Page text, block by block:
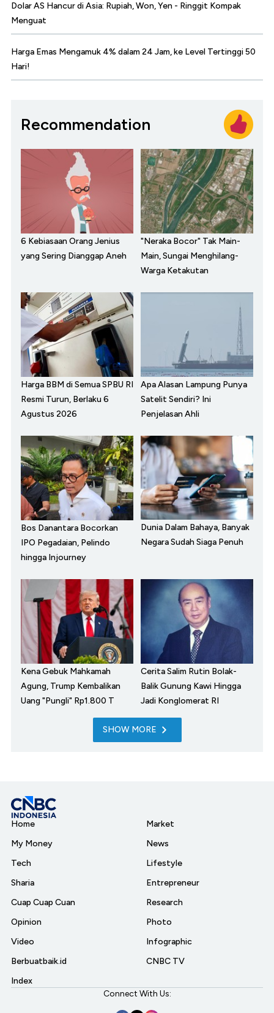
Dolar AS Hancur di Asia: Rupiah, Won, Yen - Ringgit Kompak
Menguat
Harga Emas Mengamuk 4% dalam 24 Jam, ke Level Tertinggi 50
Hari!
Recommendation
6 Kebiasaan Orang Jenius
yang Sering Dianggap Aneh
"Neraka Bocor" Tak Main-
Main, Sungai Menghilang-
Warga Ketakutan
Harga BBM di Semua SPBU RI
Resmi Turun, Berlaku 6
Agustus 2026
Apa Alasan Lampung Punya
Satelit Sendiri? Ini
Penjelasan Ahli
Bos Danantara Bocorkan
IPO Pegadaian, Pelindo
hingga Injourney
Dunia Dalam Bahaya, Banyak
Negara Sudah Siaga Penuh
Kena Gebuk Mahkamah
Agung, Trump Kembalikan
Uang "Pungli" Rp1.800 T
Cerita Salim Rutin Bolak-
Balik Gunung Kawi Hingga
Jadi Konglomerat RI
SHOW MORE
Home
My Money
Tech
Sharia
Cuap Cuap Cuan
Opinion
Video
Berbuatbaik.id
Index
Market
News
Lifestyle
Entrepreneur
Research
Photo
Infographic
CNBC TV
Connect With Us: